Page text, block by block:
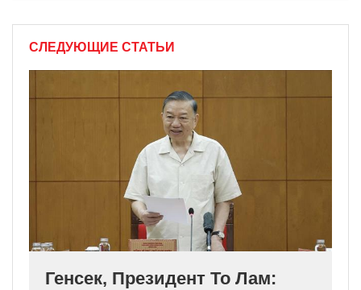
СЛЕДУЮЩИЕ СТАТЬИ
Генсек, Президент То Лам: